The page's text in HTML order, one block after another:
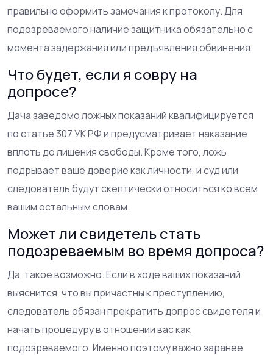
правильно оформить замечания к протоколу. Для
подозреваемого наличие защитника обязательно с
момента задержания или предъявления обвинения.
Что будет, если я совру на
допросе?
Дача заведомо ложных показаний квалифицируется
по статье 307 УК РФ и предусматривает наказание
вплоть до лишения свободы. Кроме того, ложь
подрывает ваше доверие как личности, и суд или
следователь будут скептически относиться ко всем
вашим остальным словам.
Может ли свидетель стать
подозреваемым во время допроса?
Да, такое возможно. Если в ходе ваших показаний
выяснится, что вы причастны к преступлению,
следователь обязан прекратить допрос свидетеля и
начать процедуру в отношении вас как
подозреваемого. Именно поэтому важно заранее